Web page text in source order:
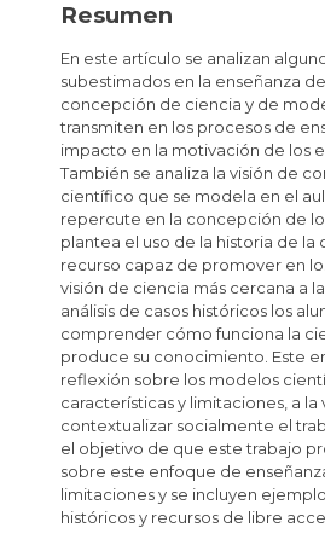
Resumen
En este artículo se analizan
subestimados en la enseñanza
concepción de ciencia y de
transmiten en los procesos de
impacto en la motivación de los
También se analiza la visión de
científico que se modela en el
repercute en la concepción de
plantea el uso de la historia de la
recurso capaz de promover en
visión de ciencia más cercana a
análisis de casos históricos los
comprender cómo funciona la
produce su conocimiento. Este
reflexión sobre los modelos
características y limitaciones, a
contextualizar socialmente el
el objetivo de que este trabajo
sobre este enfoque de
limitaciones y se incluyen
históricos y recursos de libre